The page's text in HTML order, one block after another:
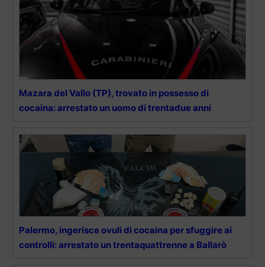
Mazara del Vallo (TP), trovato in possesso di
cocaina: arrestato un uomo di trentadue anni
Palermo, ingerisce ovuli di cocaina per sfuggire ai
controlli: arrestato un trentaquattrenne a Ballarò